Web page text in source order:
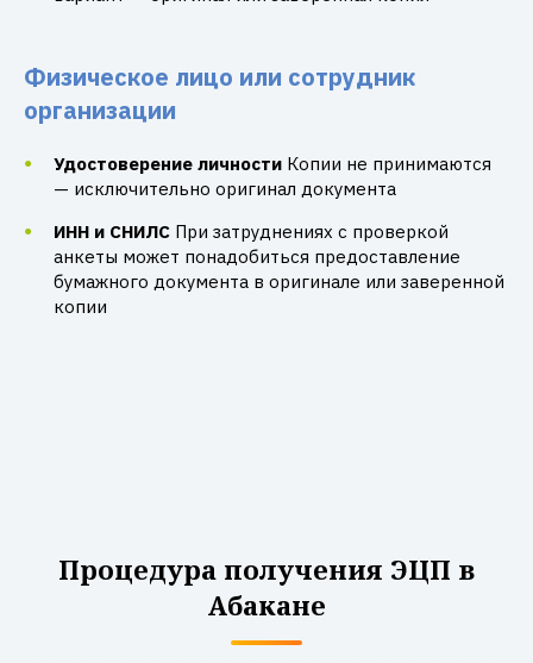
Физическое лицо или сотрудник
организации
Удостоверение личности Копии не принимаются
— исключительно оригинал документа
ИНН и СНИЛС При затруднениях с проверкой
анкеты может понадобиться предоставление
бумажного документа в оригинале или заверенной
копии
Процедура получения ЭЦП в
Абакане